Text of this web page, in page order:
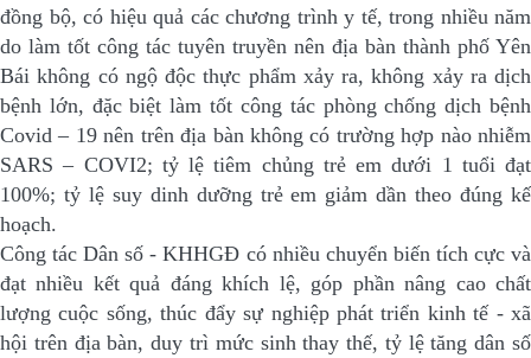
đồng bộ, có hiệu quả các chương trình y tế, trong nhiều năm
do làm tốt công tác tuyên truyền nên địa bàn thành phố Yên
Bái không có ngộ độc thực phẩm xảy ra, không xảy ra dịch
bệnh lớn, đặc biệt làm tốt công tác phòng chống dịch bệnh
Covid – 19 nên trên địa bàn không có trường hợp nào nhiễm
SARS – COVI2; tỷ lệ tiêm chủng trẻ em dưới 1 tuổi đạt
100%; tỷ lệ suy dinh dưỡng trẻ em giảm dần theo đúng kế
hoạch.
Công tác Dân số - KHHGĐ có nhiều chuyển biến tích cực và
đạt nhiều kết quả đáng khích lệ, góp phần nâng cao chất
lượng cuộc sống, thúc đẩy sự nghiệp phát triển kinh tế - xã
hội trên địa bàn, duy trì mức sinh thay thế, tỷ lệ tăng dân số